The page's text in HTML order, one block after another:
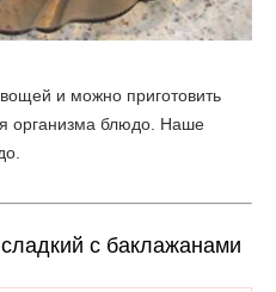
и можно приготовить
организма блюдо. Наше
с баклажанами